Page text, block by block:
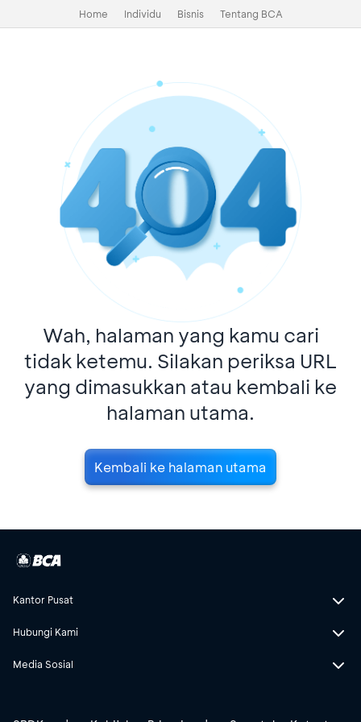
Home Individu Bisnis Tentang BCA
Wah, halaman yang kamu cari
tidak ketemu. Silakan periksa URL
yang dimasukkan atau kembali ke
halaman utama.
Kembali ke halaman utama
Kantor Pusat
Hubungi Kami
Media Sosial